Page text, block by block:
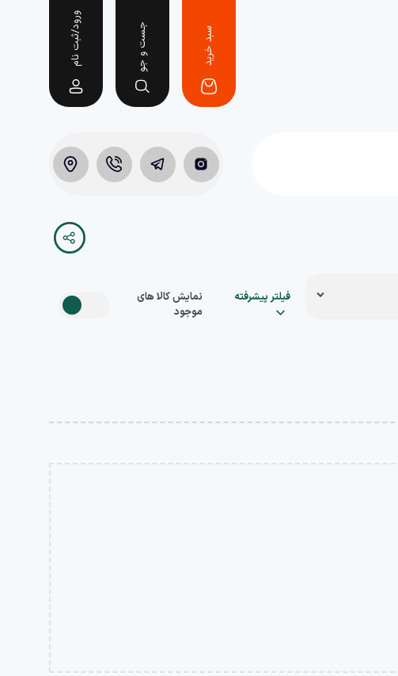
سبد خرید جست و جو ورود/ثبت نام
فیلتر پیشرفته
نمایش کالا های
موجود